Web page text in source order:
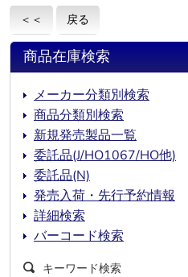
＜＜ 戻る
商品在庫検索
メーカー分類別検索
商品分類別検索
新規発売製品一覧
委託品(J/HO1067/HO他)
委託品(N)
発売入荷・先行予約情報
詳細検索
バーコード検索
キーワード検索